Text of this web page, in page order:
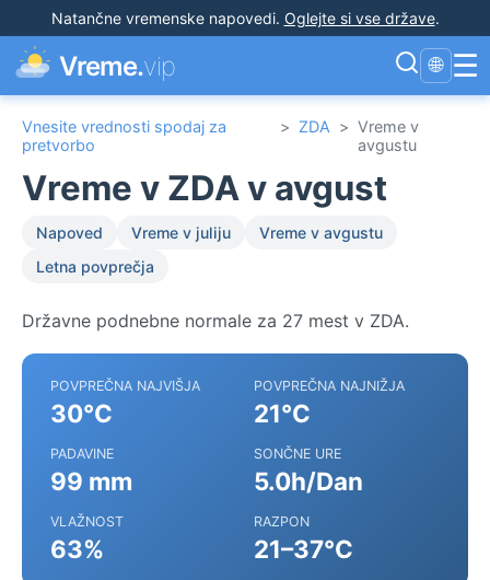
Natančne vremenske napovedi. Oglejte si vse države.
Vreme.vip 🌐 ☰
Vnesite vrednosti spodaj za
pretvorbo
> ZDA > Vreme v
avgustu
Vreme v ZDA v avgust
Napoved Vreme v juliju
Vreme v avgustu
Letna povprečja
Državne podnebne normale za 27 mest v ZDA.
POVPREČNA NAJVIŠJA
30°C
POVPREČNA NAJNIŽJA
21°C
PADAVINE
99 mm
SONČNE URE
5.0h/Dan
VLAŽNOST
63%
RAZPON
21–37°C